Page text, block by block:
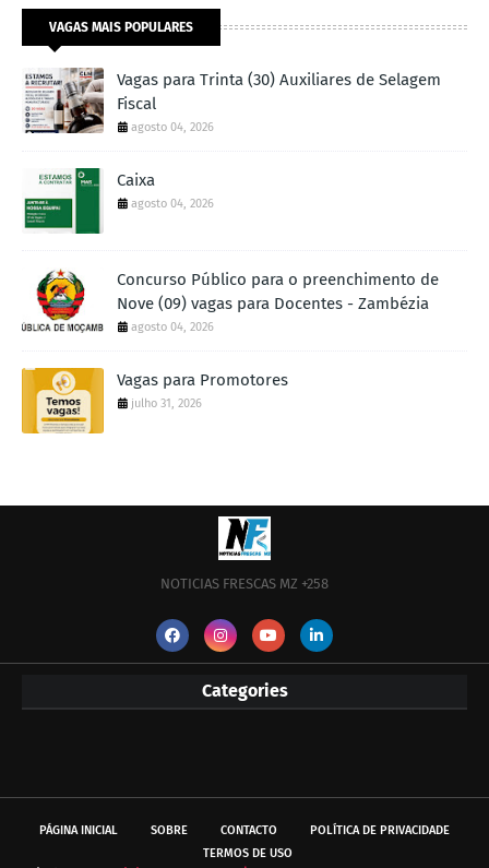
VAGAS MAIS POPULARES
Vagas para Trinta (30) Auxiliares de Selagem
Fiscal
agosto 04, 2026
Caixa
agosto 04, 2026
Concurso Público para o preenchimento de
Nove (09) vagas para Docentes - Zambézia
agosto 04, 2026
Vagas para Promotores
julho 31, 2026
NOTICIAS FRESCAS MZ +258
Categories
PÁGINA INICIAL SOBRE CONTACTO
POLÍTICA DE PRIVACIDADE
TERMOS DE USO